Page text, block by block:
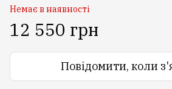
Немає в наявності
12 550 грн
Повідомити, коли